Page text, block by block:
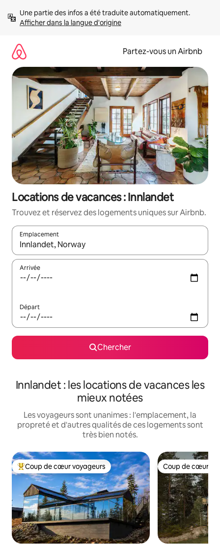
directement
Afficher dans la langue d'origine
Partez-vous un Airbnb
Locations de vacances : Innlandet
Trouvez et réservez des logements uniques sur Airbnb.
Emplacement
Quand les résultats sont affichés, parcourez-les en utilisant
Arrivée
Départ
Chercher
Innlandet : les locations de vacances les
mieux notées
Les voyageurs sont unanimes : l'emplacement, la
propreté et d'autres qualités de ces logements sont
très bien notés.
Coup de cœur voyageurs parmi les plus aimés
Coup de cœur voyageurs Coup de cœur
Coup de cœur